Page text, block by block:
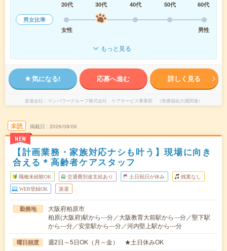
20代
30代 40代 50代
60代
男女比率
女性
男性
もっと見る
気になる! 応募へ進む 詳しく見る
派遣会社 マンパワーグループ株式会社 ケアサービス事業部 （医療福祉介護関連）
未読
NEW
掲載日 2026/08/06
【計画業務・家族対応ナシも叶う】現場に向き
合える＊高齢者ケアスタッフ
職種未経験OK 交通費別途支給あり 土日祝日が休み 残業なし
WEB登録OK 派遣
勤務地
大阪府柏原市
柏原(大阪府)駅から---分／大阪教育大前駅から---分／堅下駅
から---分／安堂駅から---分／河内堅上駅から---分
曜日頻度 週2日～5日OK（月～金） ★土日休みOK